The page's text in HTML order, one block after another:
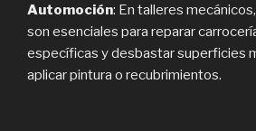
Automoción: En talleres
son esenciales para reparar
específicas y desbastar superficies
aplicar pintura o recubrimientos.